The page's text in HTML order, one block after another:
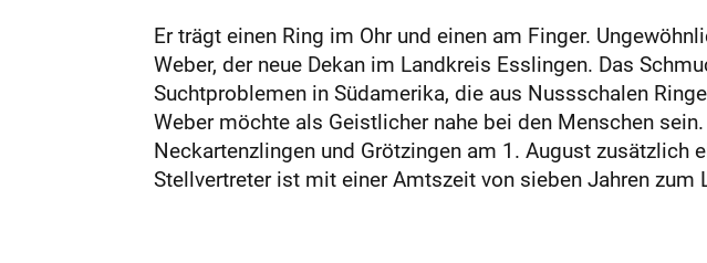
Er trägt einen Ring im Ohr und einen am Finger.
Weber, der neue Dekan im Landkreis Esslingen. Das
Suchtproblemen in Südamerika, die aus Nussschalen
Weber möchte als Geistlicher nahe bei den Menschen
Neckartenzlingen und Grötzingen am 1. August zusätzlich
Stellvertreter ist mit einer Amtszeit von sieben Jahren